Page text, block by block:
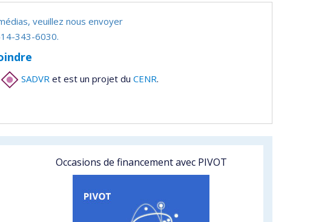
veuillez nous envoyer
343-6030.
SADVR et est un projet du CENR.
Occasions de financement avec PIVOT